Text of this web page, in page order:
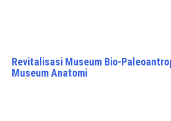
Revitalisasi Museum Bio-
Museum Anatomi